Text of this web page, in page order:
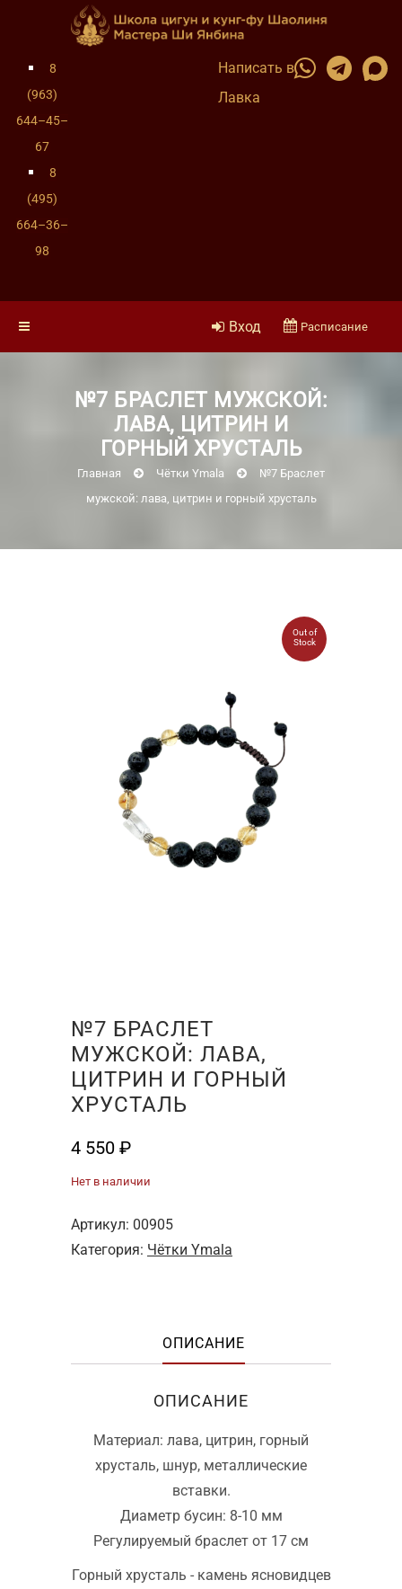
8
(963)
644–45–
67
8
(495)
664–36–
98
Написать в
Лавка
Вход Расписание
№7 БРАСЛЕТ МУЖСКОЙ:
ЛАВА, ЦИТРИН И
ГОРНЫЙ ХРУСТАЛЬ
Главная Чётки Ymala
№7 Браслет
мужской: лава, цитрин и горный хрусталь
Out of
Stock
№7 БРАСЛЕТ
МУЖСКОЙ: ЛАВА,
ЦИТРИН И ГОРНЫЙ
ХРУСТАЛЬ
4 550 ₽
Нет в наличии
Артикул: 00905
Категория: Чётки Ymala
ОПИСАНИЕ
ОПИСАНИЕ
Материал: лава, цитрин, горный
хрусталь, шнур, металлические
вставки.
Диаметр бусин: 8-10 мм
Регулируемый браслет от 17 см
Горный хрусталь - камень ясновидцев